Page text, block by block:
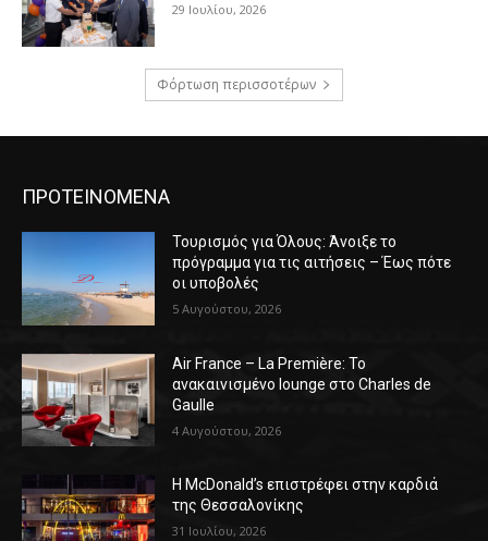
29 Ιουλίου, 2026
Φόρτωση περισσοτέρων
ΠΡΟΤΕΙΝΟΜΕΝΑ
Τουρισμός για Όλους: Άνοιξε το
πρόγραμμα για τις αιτήσεις – Έως πότε
οι υποβολές
5 Αυγούστου, 2026
Air France – La Première: Το
ανακαινισμένο lounge στο Charles de
Gaulle
4 Αυγούστου, 2026
Η McDonald’s επιστρέφει στην καρδιά
της Θεσσαλονίκης
31 Ιουλίου, 2026